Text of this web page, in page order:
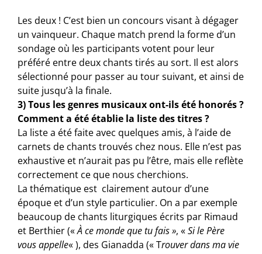
Les deux ! C’est bien un concours visant à dégager
un vainqueur. Chaque match prend la forme d’un
sondage où les participants votent pour leur
préféré entre deux chants tirés au sort. Il est alors
sélectionné pour passer au tour suivant, et ainsi de
suite jusqu’à la finale.
3) Tous les genres musicaux ont-ils été honorés ?
Comment a été établie la liste des titres ?
La liste a été faite avec quelques amis, à l’aide de
carnets de chants trouvés chez nous. Elle n’est pas
exhaustive et n’aurait pas pu l’être, mais elle reflète
correctement ce que nous cherchions.
La thématique est clairement autour d’une
époque et d’un style particulier. On a par exemple
beaucoup de chants liturgiques écrits par Rimaud
et Berthier («À ce monde que tu fais », «Si le Père
vous appelle« ), des Gianadda (« Trouver dans ma vie